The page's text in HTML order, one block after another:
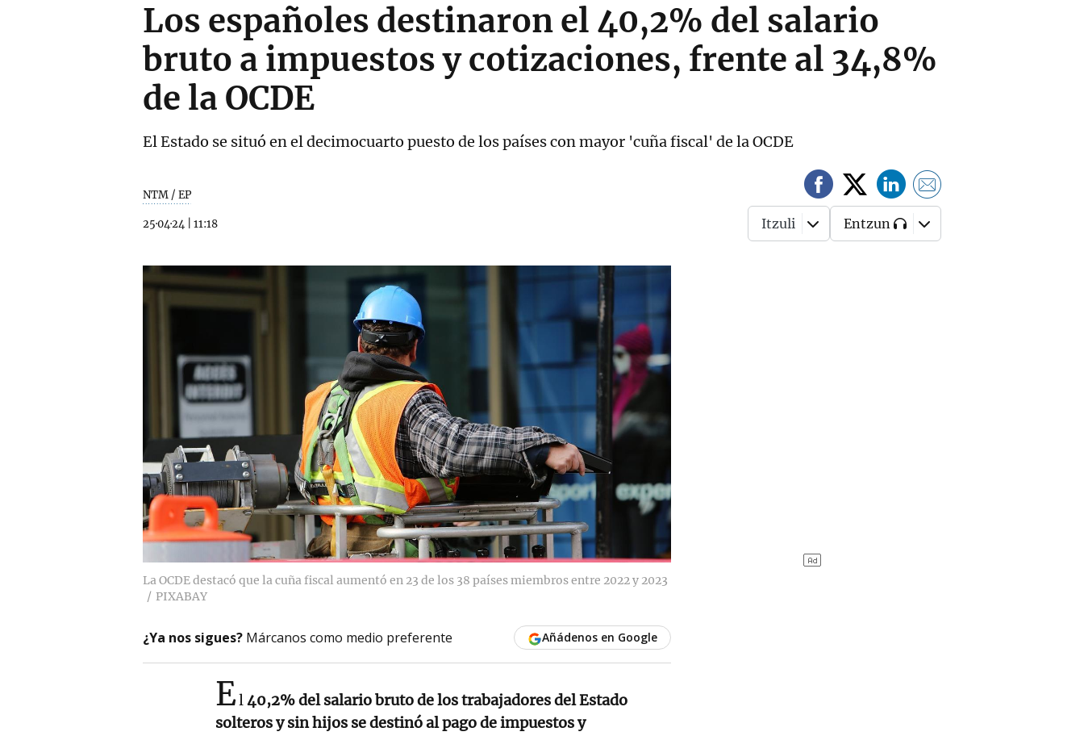
Los españoles destinaron el 40,2% del salario
bruto a impuestos y cotizaciones, frente al 34,8%
de la OCDE
El Estado se situó en el decimocuarto puesto de los países con mayor 'cuña fiscal' de la OCDE
NTM / EP
25·04·24 11:18 Itzuli Entzun
La OCDE destacó que la cuña fiscal aumentó en 23 de los 38 países miembros entre 2022 y 2023
PIXABAY
¿Ya nos sigues? Márcanos como medio preferente Añádenos en Google
El40,2% del salario bruto de los trabajadores del Estado
solteros y sin hijos se destinó al pago de impuestos y